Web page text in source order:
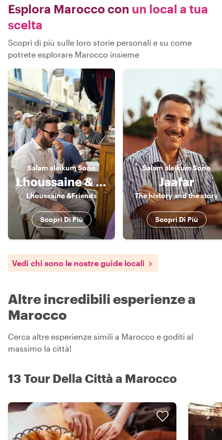
Esplora Marocco con un local a tua
scelta
Scopri di più sulle loro storie personali e su come
potrete esplorare Marocco insieme
Salam aleikumSono
Lhoussaine & friends
Lhoussaine &Friends
Scopri Di Più
Salam aleikumSono
Jaafar
The history and the story
Scopri Di Più
Vedi chi sono le nostre guide locali
Altre incredibili esperienze a
Marocco
Cerca altre esperienze simili a Marocco e goditi al
massimo la città!
13 Tour Della Città a Marocco